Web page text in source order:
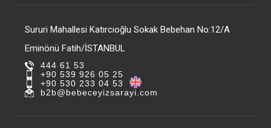
Sururi Mahallesi Katırcıoğlu Sokak Bebehan No:12/A
Eminönü Fatih/İSTANBUL
444 61 53
+90 539 926 05 25
+90 530 233 04 53
b2b@bebeceyizsarayi.com